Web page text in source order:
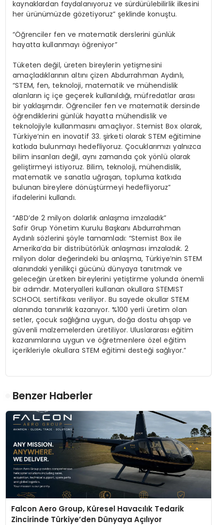
kaynaklardan faydalanıyoruz ve sürdürülebilirlik ilkesini
her ürünümüzde gözetiyoruz” şeklinde konuştu.
“Öğrenciler fen ve matematik derslerini günlük
hayatta kullanmayı öğreniyor”
Tüketen değil, üreten bireylerin yetişmesini
amaçladıklarının altını çizen Abdurrahman Aydınlı,
“STEM, fen, teknoloji, matematik ve mühendislik
alanların iç içe geçerek kullanıldığı, müfredatlar arası
bir yaklaşımdır. Öğrenciler fen ve matematik dersinde
öğrendiklerini günlük hayatta mühendislik ve
teknolojiyle kullanmasını amaçlıyor. Stemist Box olarak,
Türkiye’nin en inovatif 33. şirketi olarak STEM eğitimine
katkıda bulunmayı hedefliyoruz. Çocuklarımızı yalnızca
bilim insanları değil, aynı zamanda çok yönlü olarak
geliştirmeyi istiyoruz. Bilim, teknoloji, mühendislik,
matematik ve sanatla uğraşan, topluma katkıda
bulunan bireylere dönüştürmeyi hedefliyoruz”
ifadelerini kullandı.
“ABD’de 2 milyon dolarlık anlaşma imzaladık”
Safir Grup Yönetim Kurulu Başkanı Abdurrahman
Aydınlı sözlerini şöyle tamamladı: “Stemist Box ile
Amerika’da bir distribütörlük anlaşması imzaladık. 2
milyon dolar değerindeki bu anlaşma, Türkiye’nin STEM
alanındaki yenilikçi gücünü dünyaya tanıtmak ve
geleceğin üretken bireylerini yetiştirme yolunda önemli
bir adımdır. Materyalleri kullanan okullara STEMIST
SCHOOL sertifikası veriliyor. Bu sayede okullar STEM
alanında tanınırlık kazanıyor. %100 yerli üretim olan
setler, çocuk sağlığına uygun, doğa dostu ahşap ve
güvenli malzemelerden üretiliyor. Uluslararası eğitim
kazanımlarına uygun ve öğretmenlere özel eğitim
içerikleriyle okullara STEM eğitimi desteği sağlıyor.”
Benzer Haberler
Falcon Aero Group, Küresel Havacılık Tedarik
Zincirinde Türkiye’den Dünyaya Açılıyor